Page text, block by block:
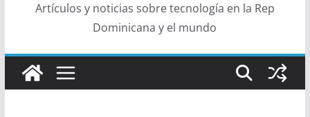
Artículos y noticias sobre tecnología en la Rep
Dominicana y el mundo